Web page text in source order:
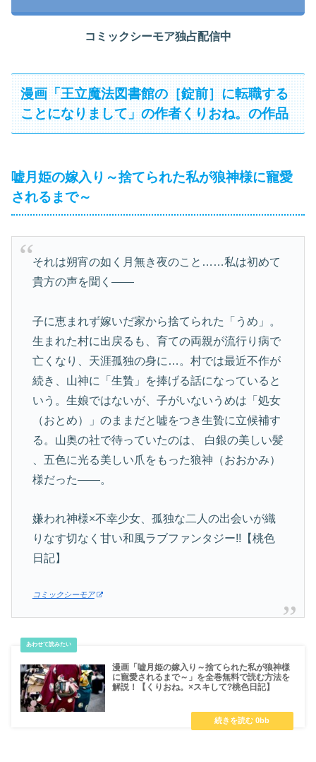
コミックシーモア独占配信中
漫画「王立魔法図書館の［錠前］に転職する
ことになりまして」の作者くりおね。の作品
嘘月姫の嫁入り～捨てられた私が狼神様に寵愛
されるまで～
それは朔宵の如く月無き夜のこと……私は初めて
貴方の声を聞く――
子に恵まれず嫁いだ家から捨てられた「うめ」。
生まれた村に出戻るも、育ての両親が流行り病で
亡くなり、天涯孤独の身に…。村では最近不作が
続き、山神に「生贄」を捧げる話になっていると
いう。生娘ではないが、子がいないうめは「処女
（おとめ）」のままだと嘘をつき生贄に立候補す
る。山奥の社で待っていたのは、 白銀の美しい髪
、五色に光る美しい爪をもった狼神（おおかみ）
様だった――。
嫌われ神様×不幸少女、孤独な二人の出会いが織
りなす切なく甘い和風ラブファンタジー!!【桃色
日記】
コミックシーモア
漫画「嘘月姫の嫁入り～捨てられた私が狼神様
に寵愛されるまで～」を全巻無料で読む方法を
解説！【くりおね。×スキして?桃色日記】